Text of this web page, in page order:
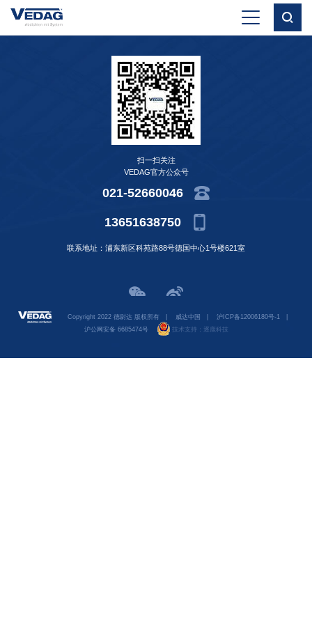
扫一扫关注
VEDAG官方公众号
021-52660046
13651638750
联系地址：浦东新区科苑路88号德国中心1号楼621室
Copyright 2022 德尉达 版权所有 威达中国 沪ICP备12006180号-1
沪公网安备 6685474号
技术支持： 逐鹿科技